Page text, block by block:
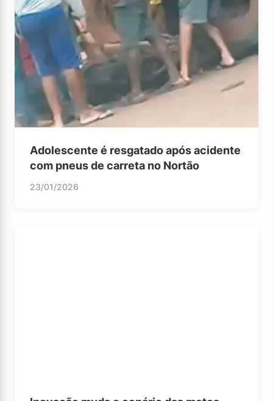
Adolescente é resgatado após acidente
com pneus de carreta no Nortão
23/01/2026